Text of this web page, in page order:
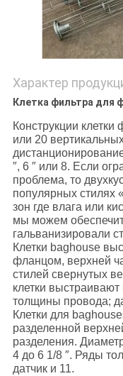
Характер
Клетка фильтра для
Конструкции клетки
или 20
″, 6 ″ или 8. Если
проблема, то
популярных стилях
зон где влага или
мы можем
гальванизировали
Клетки baghouse
фланцом, верхней
стилей свернутых
клетки
толщины провода;
Клетки для
разделенной
разделения.
4 до 6 1/8 ″. Ряды
датчик и 11.